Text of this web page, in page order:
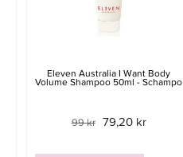
Eleven Australia I Want Body
Volume Shampoo 50ml - Schampo
99 kr 79,20 kr